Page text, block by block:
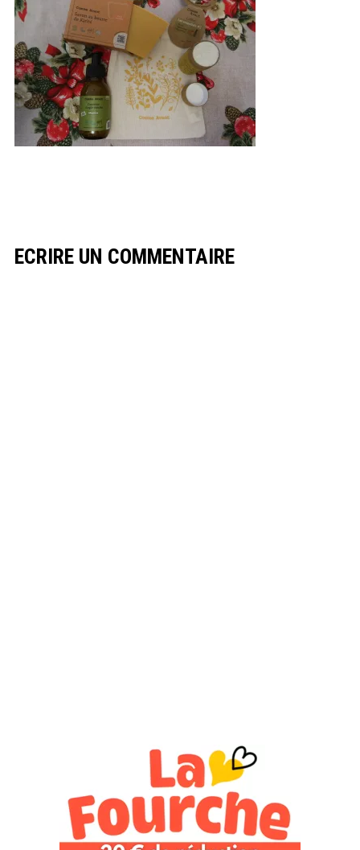
ECRIRE UN COMMENTAIRE